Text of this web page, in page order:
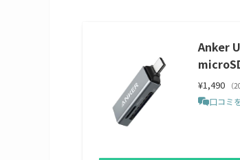
Anker
¥1,490 （
口コミ